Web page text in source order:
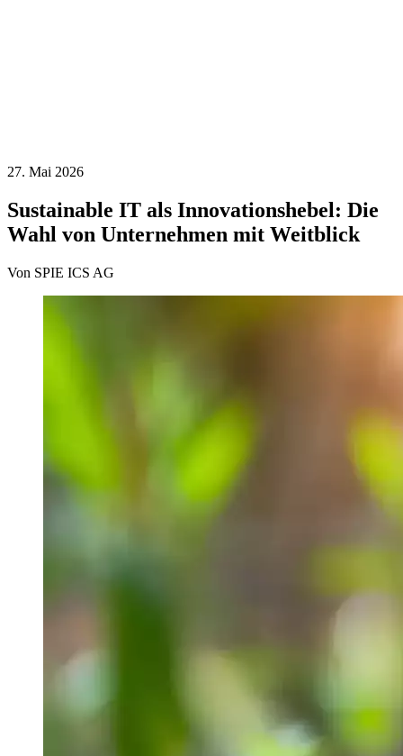
27. Mai 2026
Sustainable IT als Innovationshebel: Die
Wahl von Unternehmen mit Weitblick
Von SPIE ICS AG